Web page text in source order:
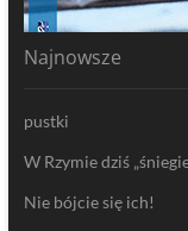
Najnowsze
pustki
W Rzymie dziś
Nie bójcie się ich!